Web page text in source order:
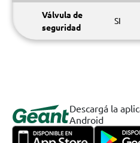
Válvula de
seguridad
SI
Descargá la
Android